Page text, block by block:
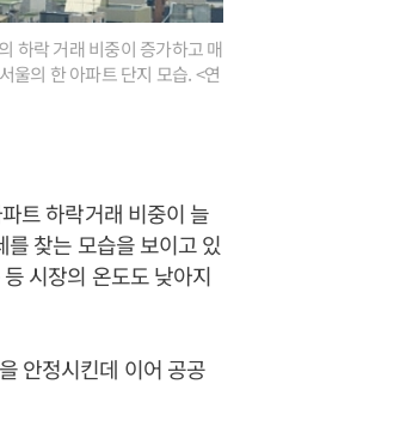
하락 거래 비중이 증가하고 매
울의 한 아파트 단지 모습. <연
트 하락거래 비중이 늘
찾는 모습을 보이고 있
시장의 온도도 낮아지
안정시킨데 이어 공공